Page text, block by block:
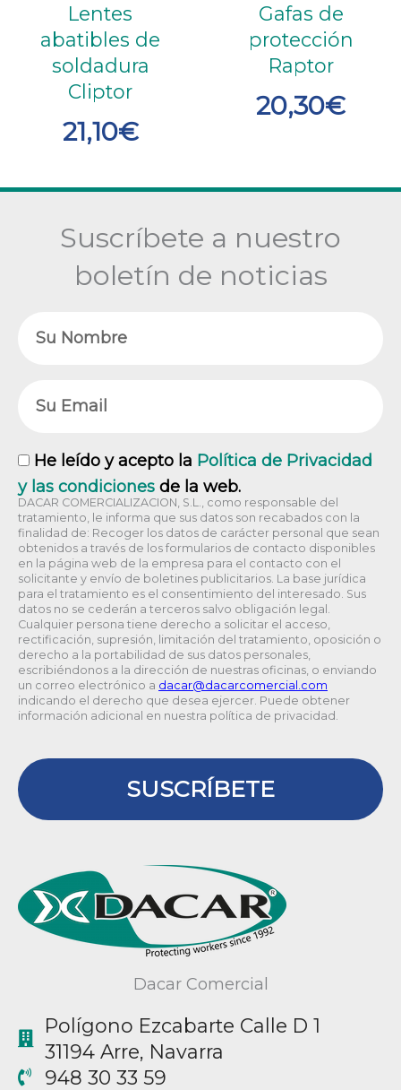
Lentes
abatibles de
soldadura
Cliptor
21,10€
Gafas de
protección
Raptor
20,30€
Suscríbete a nuestro
boletín de noticias
RGPD
He leído y acepto la Política de Privacidad
y las condiciones de la web.
DACAR COMERCIALIZACION, S.L., como responsable del
tratamiento, le informa que sus datos son recabados con la
finalidad de: Recoger los datos de carácter personal que sean
obtenidos a través de los formularios de contacto disponibles
en la página web de la empresa para el contacto con el
solicitante y envío de boletines publicitarios. La base jurídica
para el tratamiento es el consentimiento del interesado. Sus
datos no se cederán a terceros salvo obligación legal.
Cualquier persona tiene derecho a solicitar el acceso,
rectificación, supresión, limitación del tratamiento, oposición o
derecho a la portabilidad de sus datos personales,
escribiéndonos a la dirección de nuestras oficinas, o enviando
un correo electrónico a
moc.laicremocracad
@racad
indicando el derecho que desea ejercer. Puede obtener
información adicional en nuestra política de privacidad.
SUSCRÍBETE
Dacar Comercial
Polígono Ezcabarte Calle D 1
31194 Arre, Navarra
948 30 33 59